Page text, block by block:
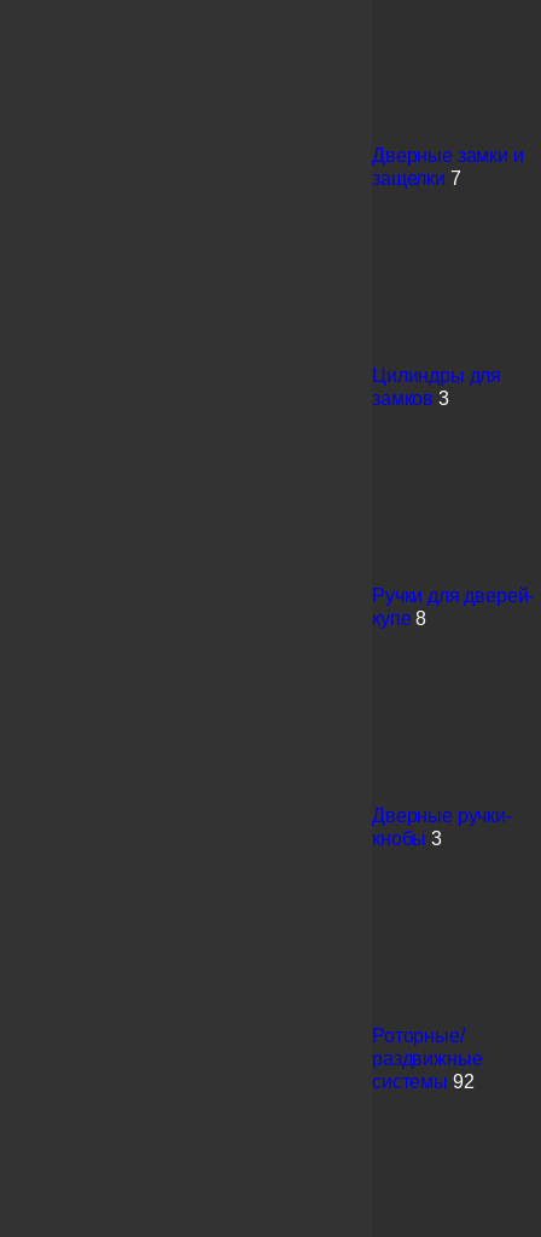
Дверные замки и
защелки 7
Цилиндры для
замков 3
Ручки для дверей-
купе 8
Дверные ручки-
кнобы 3
Роторные/
раздвижные
системы 92